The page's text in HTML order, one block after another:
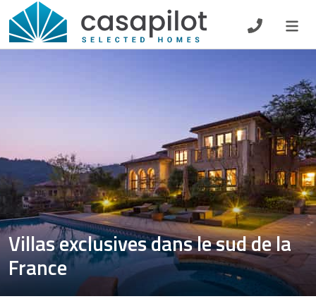
Chèque-cadeau
Propriétaire
Villas exclusives dans le sud de la
France